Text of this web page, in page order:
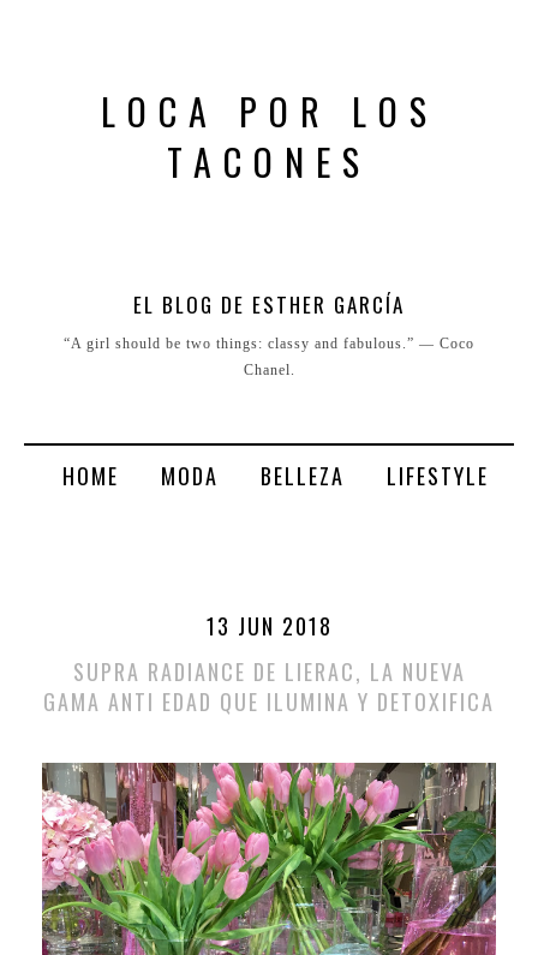
LOCA POR LOS
TACONES
EL BLOG DE ESTHER GARCÍA
“A girl should be two things: classy and fabulous.” ― Coco
Chanel.
HOME MODA BELLEZA LIFESTYLE
13 JUN 2018
SUPRA RADIANCE DE LIERAC, LA NUEVA
GAMA ANTI EDAD QUE ILUMINA Y DETOXIFICA